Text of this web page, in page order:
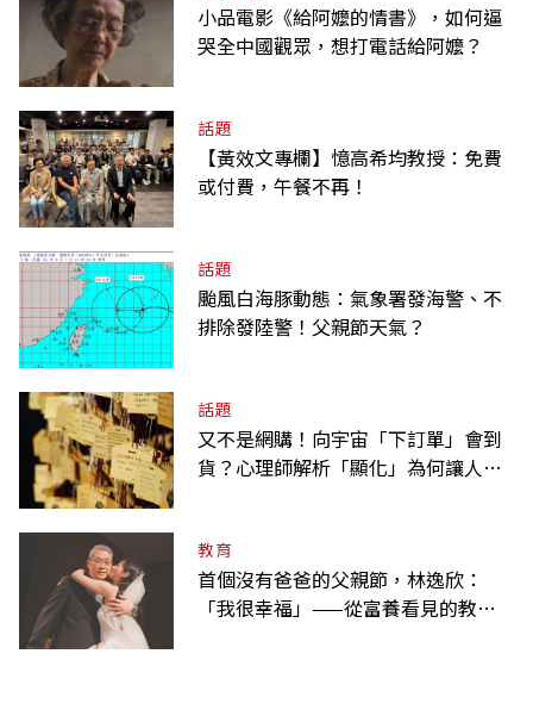
小品電影《給阿嬤的情書》，如何逼
哭全中國觀眾，想打電話給阿嬤？
話題
【黃效文專欄】憶高希均教授：免費
或付費，午餐不再！
話題
颱風白海豚動態：氣象署發海警、不
排除發陸警！父親節天氣？
話題
又不是網購！向宇宙「下訂單」會到
貨？心理師解析「顯化」為何讓人無
教育
首個沒有爸爸的父親節，林逸欣：
「我很幸福」——從富養看見的教養